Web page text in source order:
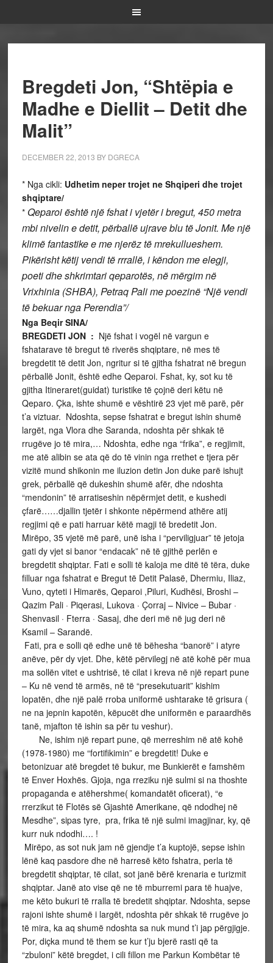
Bregdeti Jon, “Shtëpia e
Madhe e Diellit – Detit dhe
Malit”
DECEMBER 22, 2013 BY DGRECA
* Nga cikli: Udhetim neper trojet ne Shqiperi dhe trojet
shqiptare/
* Qeparoi është një fshat i vjetër i bregut, 450 metra
mbi nivelin e detit, përballë ujrave blu të Jonit. Me një
klimë fantastike e me njerëz të mrekullueshem.
Pikërisht këtij vendi të rrrallë, i këndon me elegji,
poeti dhe shkrimtari qeparotës, në mërgim në
Vrixhinia (SHBA), Petraq Pali me poezinë “Një vendi
të bekuar nga Perendia”/
Nga Beqir SINA/
BREGDETI JON : Një fshat i vogël në vargun e
fshatarave të bregut të riverës shqiptare, në mes të
bregdetit të detit Jon, ngritur si të gjitha fshatrat në bregun
përballë Jonit, është edhe Qeparoi. Fshat, ky, sot ku të
gjitha Itineraret(guidat) turistike të çojnë deri këtu në
Qeparo. Çka, ishte shumë e vështirë 23 vjet më parë, për
t’a viztuar. Ndoshta, sepse fshatrat e bregut ishin shumë
largët, nga Vlora dhe Saranda, ndoshta për shkak të
rrugëve jo të mira,… Ndoshta, edhe nga “frika”, e regjimit,
me atë alibin se ata që do të vinin nga rrethet e tjera për
vizitë mund shikonin me iluzion detin Jon duke parë ishujt
grek, përballë që dukeshin shumë afër, dhe ndoshta
“mendonin” të arratiseshin nëpërmjet detit, e kushedi
çfarë……djallin tjetër i shkonte nëpërmend athëre atij
regjimi që e pati harruar këtë magji të bredetit Jon.
Mirëpo, 35 vjetë më parë, unë isha i “perviligjuar” të jetoja
gati dy vjet si banor “endacak” në të gjithë perlën e
bregdetit shqiptar. Fati e solli të kaloja me ditë të tëra, duke
filluar nga fshatrat e Bregut të Detit Palasë, Dhermiu, Iliaz,
Vuno, qyteti i Himarës, Qeparoi ,Piluri, Kudhësi, Broshi –
Qazim Pali · Piqerasi, Lukova · Çorraj – Nivice – Bubar ·
Shenvasil · Fterra · Sasaj, dhe deri më në jug deri në
Ksamil – Sarandë.
Fati, pra e solli që edhe unë të bëhesha “banorë” i atyre
anëve, për dy vjet. Dhe, këtë përvilegj në atë kohë për mua
ma sollën vitet e ushtrisë, të cilat i kreva në një repart pune
– Ku në vend të armës, në të “presekutuarit” kishim
lopatën, dhe një palë rroba uniformë ushtarake të grisura (
ne na jepnin kapotën, këpucët dhe uniformën e paraardhës
tanë, mjafton të ishin sa për tu veshur).
Ne, ishim një repart pune, që merreshim në atë kohë
(1978-1980) me “fortifikimin” e bregdetit! Duke e
betonizuar atë bregdet të bukur, me Bunkierët e famshëm
të Enver Hoxhës. Gjoja, nga rreziku një sulmi si na thoshte
propaganda e atëhershme( komandatët oficerat), “e
rrerzikut të Flotës së Gjashtë Amerikane, që ndodhej në
Mesdhe”, sipas tyre, pra, frika të një sulmi imagjinar, ky, që
kurr nuk ndodhi…. !
Mirëpo, as sot nuk jam në gjendje t’a kuptojë, sepse ishin
lënë kaq pasdore dhe në harresë këto fshatra, perla të
bregdetit shqiptar, të cilat, sot janë bërë krenaria e turizmit
shqiptar. Janë ato vise që ne të mburremi para të huajve,
me këto bukuri të rralla të bredetit shqiptar. Ndoshta, sepse
rajoni ishte shumë i largët, ndoshta për shkak të rrugëve jo
të mira, ka aq shumë ndoshta sa nuk mund t’i jap përgjigje.
Por, diçka mund të them se kur t’ju bjerë rasti që ta
“zbuloni” këtë bregdet, i cili fillon me Parkun Kombëtar të